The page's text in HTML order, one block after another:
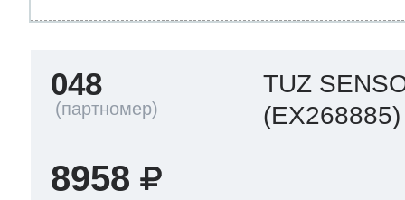
048
TUZ
(EX268885)
8958